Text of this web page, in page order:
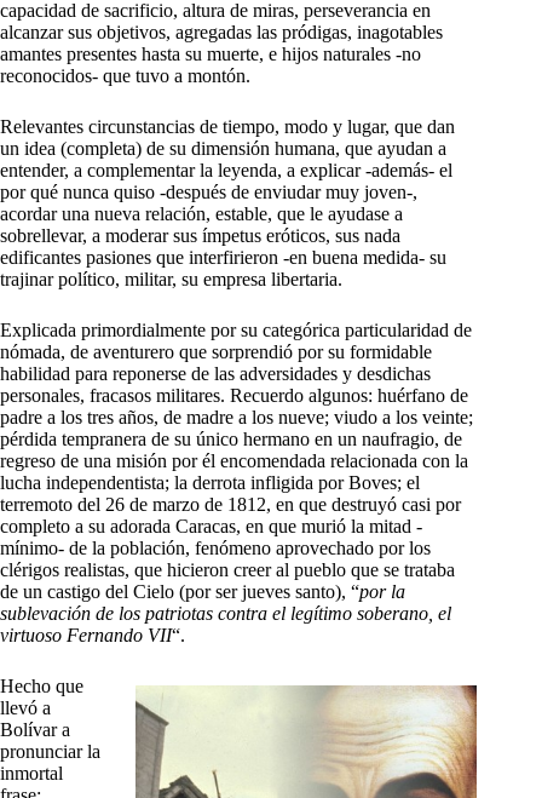
capacidad de sacrificio, altura de miras, perseverancia en
alcanzar sus objetivos, agregadas las pródigas, inagotables
amantes presentes hasta su muerte, e hijos naturales -no
reconocidos- que tuvo a montón.
Relevantes circunstancias de tiempo, modo y lugar, que dan
un idea (completa) de su dimensión humana, que ayudan a
entender, a complementar la leyenda, a explicar -además- el
por qué nunca quiso -después de enviudar muy joven-,
acordar una nueva relación, estable, que le ayudase a
sobrellevar, a moderar sus ímpetus eróticos, sus nada
edificantes pasiones que interfirieron -en buena medida- su
trajinar político, militar, su empresa libertaria.
Explicada primordialmente por su categórica particularidad de
nómada, de aventurero que sorprendió por su formidable
habilidad para reponerse de las adversidades y desdichas
personales, fracasos militares. Recuerdo algunos: huérfano de
padre a los tres años, de madre a los nueve; viudo a los veinte;
pérdida tempranera de su único hermano en un naufragio, de
regreso de una misión por él encomendada relacionada con la
lucha independentista; la derrota infligida por Boves; el
terremoto del 26 de marzo de 1812, en que destruyó casi por
completo a su adorada Caracas, en que murió la mitad -
mínimo- de la población, fenómeno aprovechado por los
clérigos realistas, que hicieron creer al pueblo que se trataba
de un castigo del Cielo (por ser jueves santo), “por la
sublevación de los patriotas contra el legítimo soberano, el
virtuoso Fernando VII“.
Hecho que
llevó a
Bolívar a
pronunciar la
inmortal